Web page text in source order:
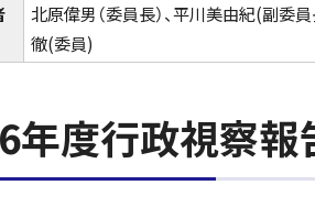
北原偉男（委員長）、平川美由紀(副委員
徹(委員)
年度行政視察報